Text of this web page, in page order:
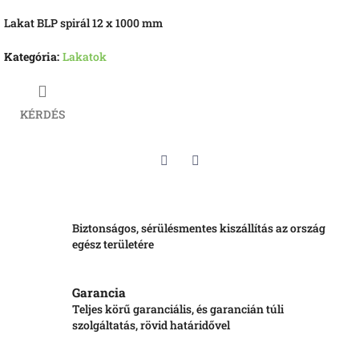
Lakat BLP spirál 12 x 1000 mm
Kategória: Lakatok
KÉRDÉS
Biztonságos, sérülésmentes kiszállítás az ország
egész területére
Garancia
Teljes körű garanciális, és garancián túli
szolgáltatás, rövid határidővel